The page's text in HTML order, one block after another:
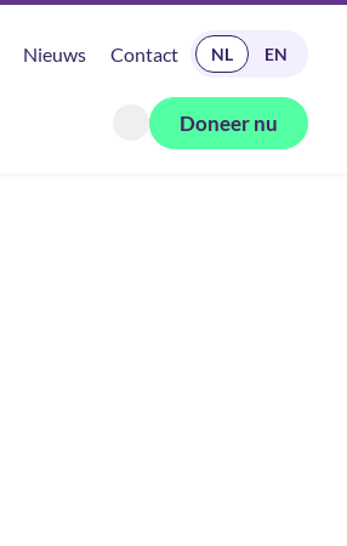
Nieuws Contact READ IN ENGLISH
NL EN
Zoeken openen
Doneer nu